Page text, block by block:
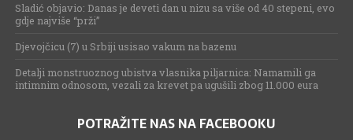
Sladić objavio: Danas je deveti dan u nizu sa više od 40 stepeni, evo
gdje najviše “prži”
Djevojčicu (7) u Srbiji usisao vakum na bazenu
Detalji monstruoznog ubistva vlasnika piljarnica: Namamili ga
intimnim odnosom, vezali za krevet pa ugušili zbog 11.000 eura
POTRAŽITE NAS NA FACEBOOKU